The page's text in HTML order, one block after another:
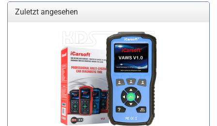
Zuletzt angesehen